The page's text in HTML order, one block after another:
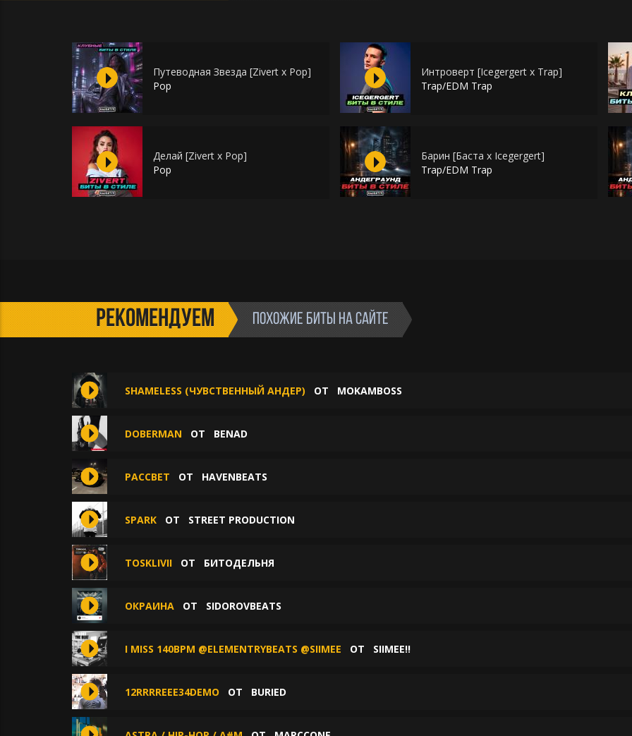
Путеводная Звезда [Zivert x Pop]
Pop
Интроверт [Icegergert x Trap]
Trap/EDM Trap
Делай [Zivert x Pop]
Pop
Барин [Баста х Icegergert]
Trap/EDM Trap
РЕКОМЕНДУЕМ ПОХОЖИЕ БИТЫ НА САЙТЕ
SHAMELESS (ЧУВСТВЕННЫЙ АНДЕР) ОТ MOKAMBOSS
DOBERMAN ОТ BENAD
РАССВЕТ ОТ HAVENBEATS
SPARK ОТ STREET PRODUCTION
TOSKLIVII ОТ БИТОДЕЛЬНЯ
ОКРАИНА ОТ SIDOROVBEATS
I MISS 140BPM @ELEMENTRYBEATS @SIIMEE ОТ SIIMEE!!
12RRRREEE34DEMO ОТ BURIED